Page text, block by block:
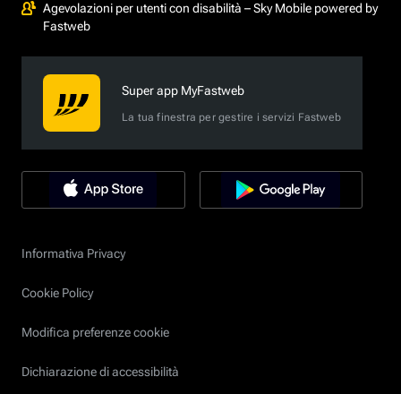
Agevolazioni per utenti con disabilità – Sky Mobile powered by
Fastweb
Super app MyFastweb
La tua finestra per gestire i servizi Fastweb
Informativa Privacy
Cookie Policy
Modifica preferenze cookie
Dichiarazione di accessibilità